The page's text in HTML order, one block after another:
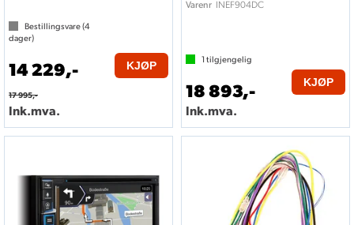
Bestillingsvare (4
dager)
14 229,-
17 995,-
Ink.mva.
KJØP
Varenr INEF904DC
1 tilgjengelig
18 893,-
Ink.mva.
KJØP